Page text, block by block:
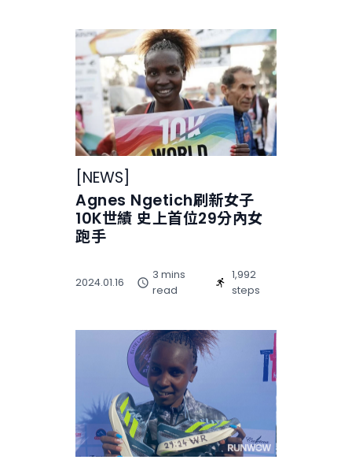
NEWS
Agnes Ngetich刷新女子
10K世績 史上首位29分內女
跑手
2024.01.16
3 mins
read
1,992
steps